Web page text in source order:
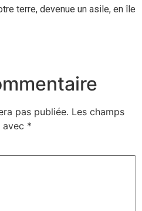
terre, devenue un asile, en île
pas publiée. Les champs
*